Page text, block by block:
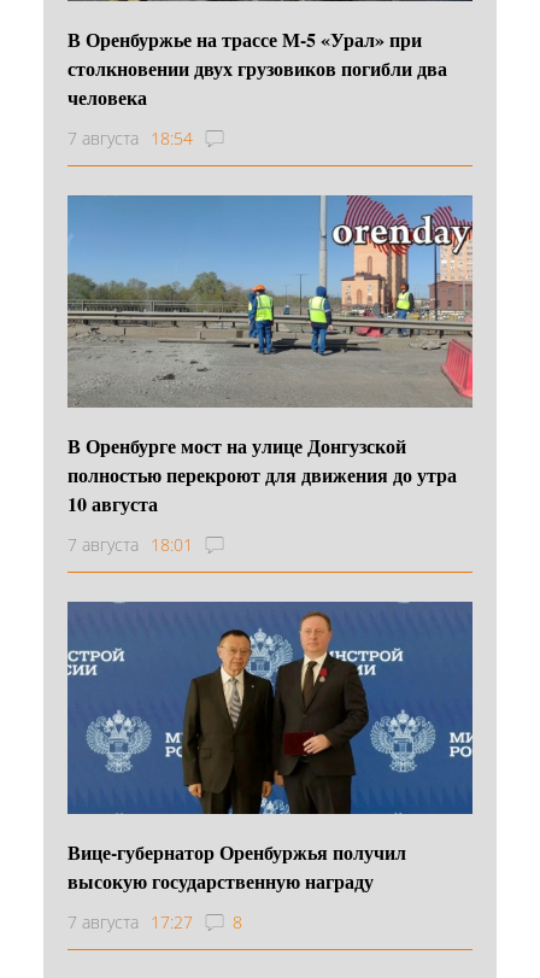
В Оренбуржье на трассе М-5 «Урал» при
столкновении двух грузовиков погибли два
человека
7 августа 18:54
В Оренбурге мост на улице Донгузской
полностью перекроют для движения до утра
10 августа
7 августа 18:01
Вице-губернатор Оренбуржья получил
высокую государственную награду
7 августа 17:27 8